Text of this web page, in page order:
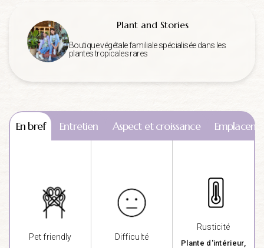
Plant and Stories
Boutique végétale familiale spécialisée dans les
plantes tropicales rares
En bref Entretien Aspect et croissance
Pet friendly Difficulté
Rusticité
Plante d'intérieur,